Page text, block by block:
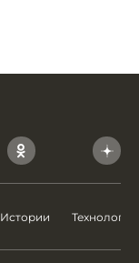
Истории Технологии